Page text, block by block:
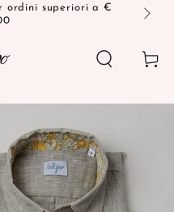
ordini superiori a €
Carello